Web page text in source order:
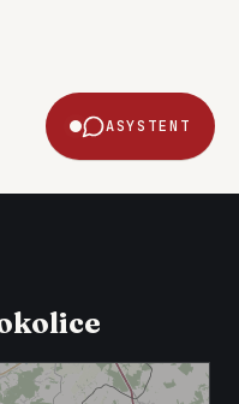
ASYSTENT